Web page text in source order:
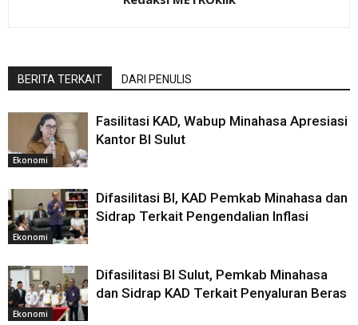
BERITA TERKAIT DARI PENULIS
Ekonomi
Fasilitasi KAD, Wabup Minahasa Apresiasi
Kantor BI Sulut
Ekonomi
Difasilitasi BI, KAD Pemkab Minahasa dan
Sidrap Terkait Pengendalian Inflasi
Ekonomi
Difasilitasi BI Sulut, Pemkab Minahasa
dan Sidrap KAD Terkait Penyaluran Beras